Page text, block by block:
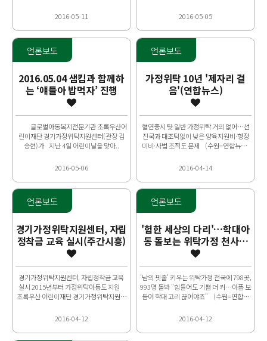
출·수감·학대 등의 사유..
2016-05-11 2016-05-05
언론보도
2016.05.04 샘킴과 함께하
는 ‘얘들아 밥먹자’ 진행
글로벌아동복지전문기관 초록우산어
린이재단 경기가정위탁지원센터(관장 김
승현)가 지난 4일 어린이날을 맞아..
2016-05-06
언론보도
가정위탁 10년 '제자리 걸
음'(연합뉴스)
혈연중시 탓 일반 가정위탁 거의 없어…선
진국과 대조턱없이 낮은 양육지원비·행정
미비·사법 조직도 문제 (수원=연합뉴스)
친..
2016-04-14
언론보도
경기가정위탁지원센터, 자립
정착금 교육 실시(주간시흥)
경기가정위탁지원센터, 자립정착금 교육
실시 2015년부터 가정위탁아동도 지원
초록우산 어린이재단 경기가정위탁지원센
2016-04-12
언론보도
'험한 세상의 다리'…학대아
동 돌보는 위탁가정 천사들
(연합뉴스)
'남의 핏줄' 키우는 위탁가정 전국에 798곳,
993명 돌봐 "힘들어도 기쁨 더 커…아픔 보
듬어 학대 고리 끊어야죠" (수원=연합뉴
2016-04-12